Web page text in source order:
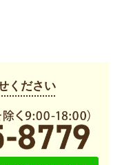
ください